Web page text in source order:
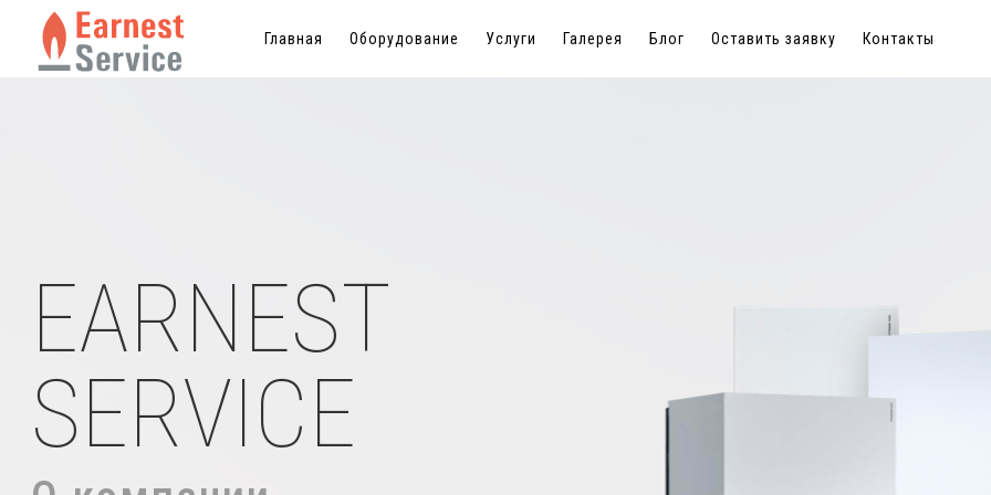
Главная Оборудование Услуги Галерея Блог Оставить заявку Контакты
Главная Оборудование Услуги Галерея Блог Оставить заявку Контакты
EARNEST
SERVICE